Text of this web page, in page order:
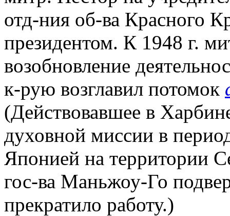
отд-ния об-ва Красного
президентом. К 1948 г.
возобновление
к-рую возглавил потомок
(Действовавшее в
духовной миссии в
Японией на территории
гос-ва Маньжоу-Го
прекратило работу.)